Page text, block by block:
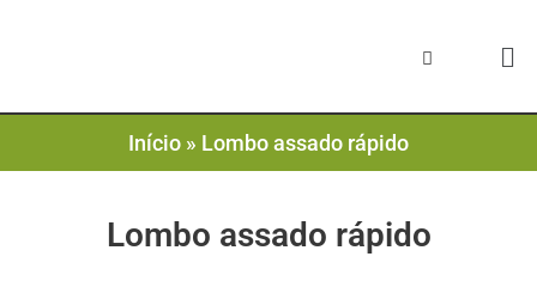
Início » Lombo assado rápido
Lombo assado rápido